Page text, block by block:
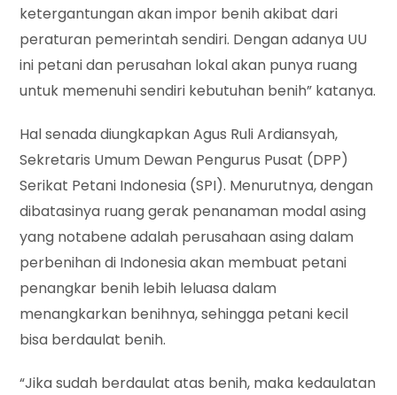
ketergantungan akan impor benih akibat dari
peraturan pemerintah sendiri. Dengan adanya UU
ini petani dan perusahan lokal akan punya ruang
untuk memenuhi sendiri kebutuhan benih” katanya.
Hal senada diungkapkan Agus Ruli Ardiansyah,
Sekretaris Umum Dewan Pengurus Pusat (DPP)
Serikat Petani Indonesia (SPI). Menurutnya, dengan
dibatasinya ruang gerak penanaman modal asing
yang notabene adalah perusahaan asing dalam
perbenihan di Indonesia akan membuat petani
penangkar benih lebih leluasa dalam
menangkarkan benihnya, sehingga petani kecil
bisa berdaulat benih.
“Jika sudah berdaulat atas benih, maka kedaulatan